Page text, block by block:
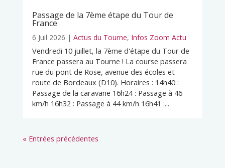
Passage de la 7ème étape du Tour de
France
6 Juil 2026 | Actus du Tourne, Infos Zoom Actu
Vendredi 10 juillet, la 7ème d'étape du Tour de
France passera au Tourne ! La course passera
rue du pont de Rose, avenue des écoles et
route de Bordeaux (D10). Horaires : 14h40 :
Passage de la caravane 16h24 : Passage à 46
km/h 16h32 : Passage à 44 km/h 16h41 :...
« Entrées précédentes